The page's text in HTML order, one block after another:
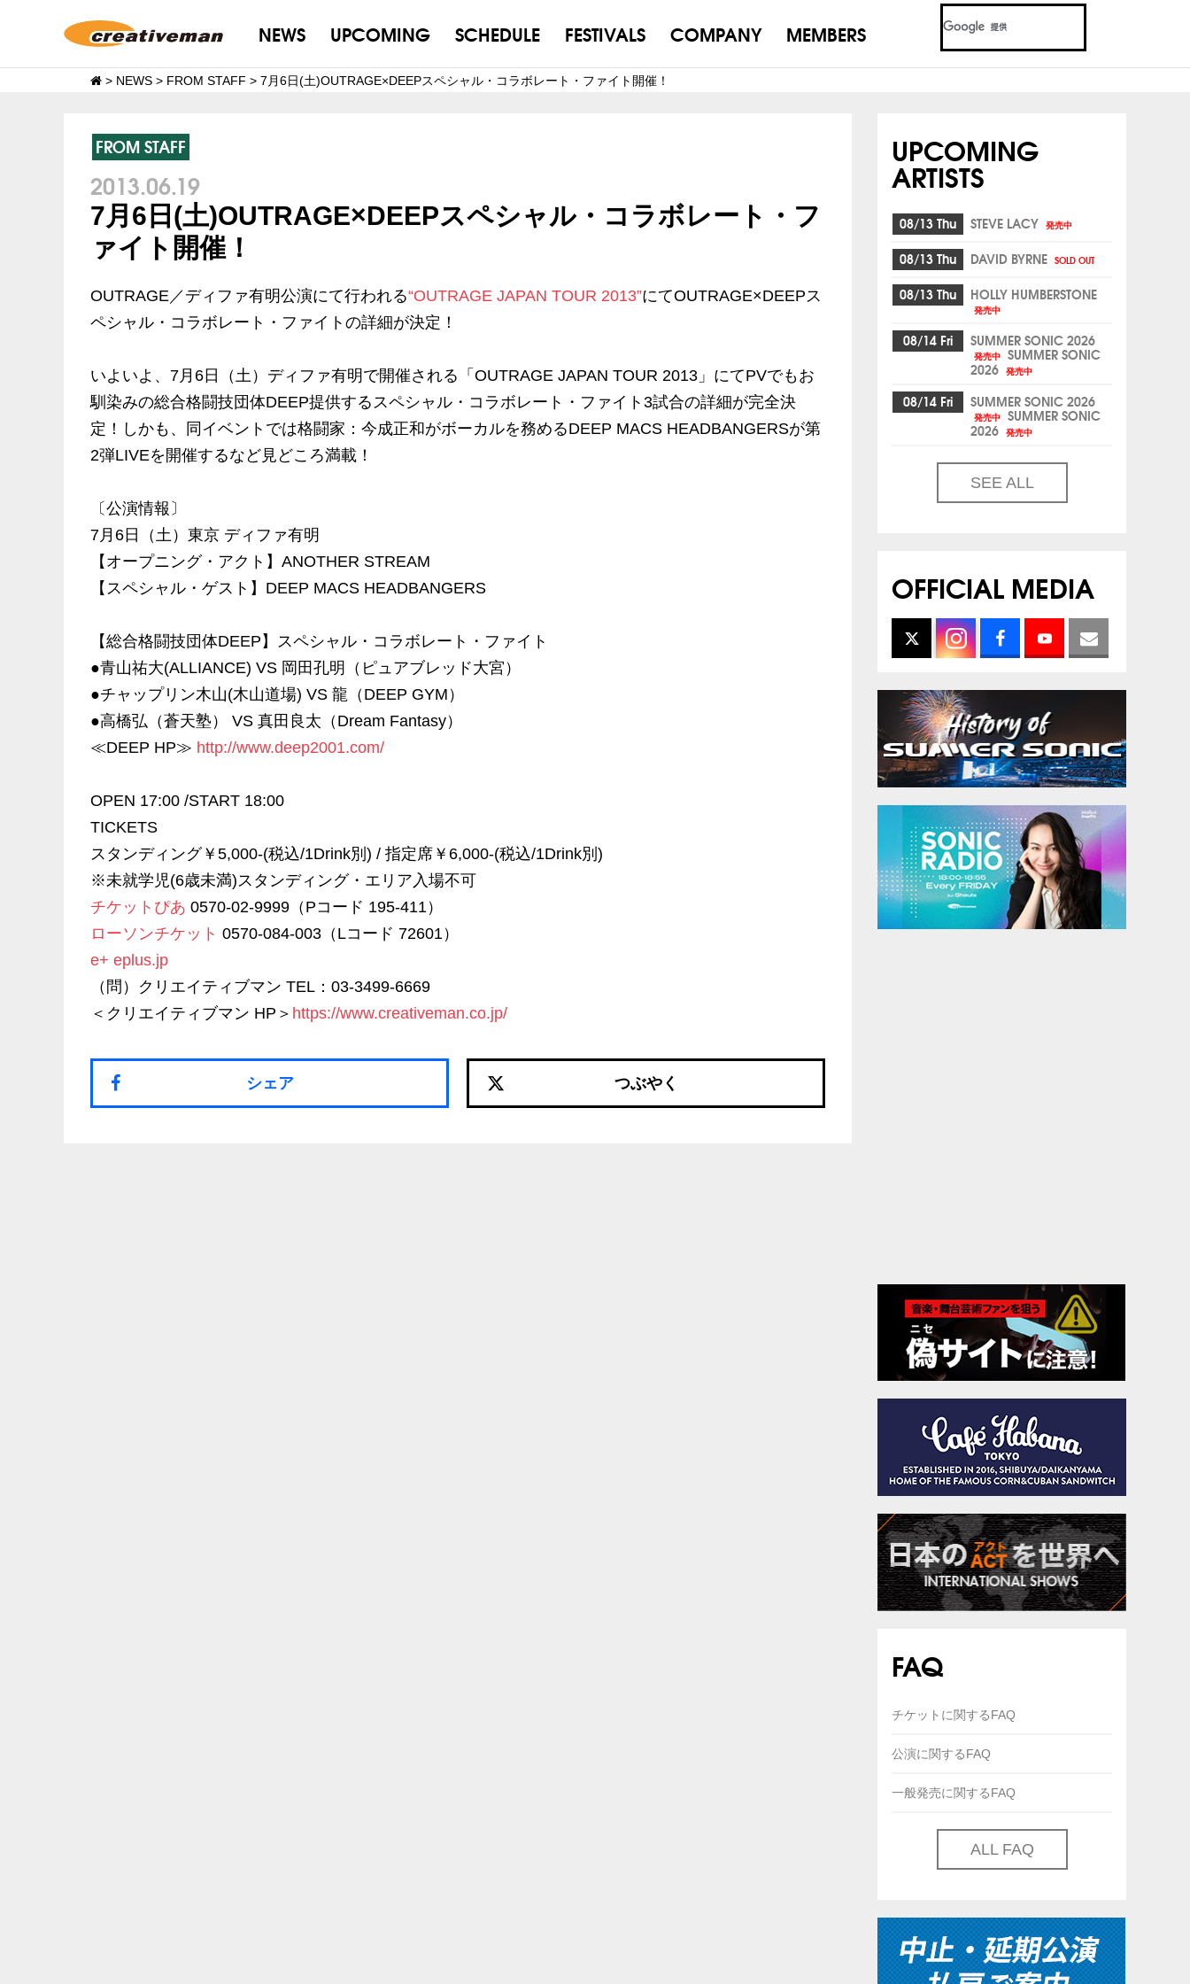
NEWS UPCOMING SCHEDULE FESTIVALS COMPANY MEMBERS
> NEWS > FROM STAFF > 7月6日(土)OUTRAGE×DEEPスペシャル・コラボレート・ファイト開催！
FROM STAFF
2013.06.19
7月6日(土)OUTRAGE×DEEPスペシャル・コラボレート・フ
ァイト開催！
OUTRAGE／ディファ有明公演にて行われる“OUTRAGE JAPAN TOUR 2013”にてOUTRAGE×DEEPス
ペシャル・コラボレート・ファイトの詳細が決定！
いよいよ、7月6日（土）ディファ有明で開催される「OUTRAGE JAPAN TOUR 2013」にてPVでもお
馴染みの総合格闘技団体DEEP提供するスペシャル・コラボレート・ファイト3試合の詳細が完全決
定！しかも、同イベントでは格闘家：今成正和がボーカルを務めるDEEP MACS HEADBANGERSが第
2弾LIVEを開催するなど見どころ満載！
〔公演情報〕
7月6日（土）東京 ディファ有明
【オープニング・アクト】ANOTHER STREAM
【スペシャル・ゲスト】DEEP MACS HEADBANGERS
【総合格闘技団体DEEP】スペシャル・コラボレート・ファイト
●青山祐大(ALLIANCE) VS 岡田孔明（ピュアブレッド大宮）
●チャップリン木山(木山道場) VS 龍（DEEP GYM）
●高橋弘（蒼天塾） VS 真田良太（Dream Fantasy）
≪DEEP HP≫ http://www.deep2001.com/
OPEN 17:00 /START 18:00
TICKETS
スタンディング￥5,000-(税込/1Drink別) / 指定席￥6,000-(税込/1Drink別)
※未就学児(6歳未満)スタンディング・エリア入場不可
チケットぴあ 0570-02-9999（Pコード 195-411）
ローソンチケット 0570-084-003（Lコード 72601）
e+ eplus.jp
（問）クリエイティブマン TEL：03-3499-6669
＜クリエイティブマン HP＞ https://www.creativeman.co.jp/
シェア つぶやく
UPCOMING
ARTISTS
08/13 Thu STEVE LACY 発売中
08/13 Thu DAVID BYRNE SOLD OUT
08/13 Thu HOLLY HUMBERSTONE
発売中
08/14 Fri SUMMER SONIC 2026
発売中 SUMMER SONIC
2026 発売中
08/14 Fri SUMMER SONIC 2026
発売中 SUMMER SONIC
2026 発売中
SEE ALL
OFFICIAL MEDIA
FAQ
チケットに関するFAQ
公演に関するFAQ
一般発売に関するFAQ
ALL FAQ